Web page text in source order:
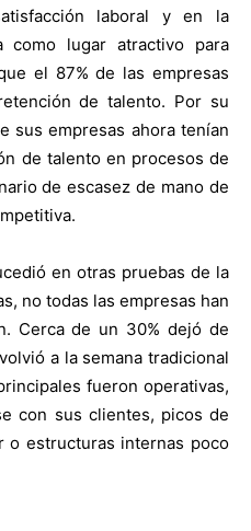
laboral y en la
como lugar atractivo para
el 87% de las empresas
de talento. Por su
sus empresas ahora tenían
de talento en procesos de
de escasez de mano de
en otras pruebas de la
no todas las empresas han
Cerca de un 30% dejó de
a la semana tradicional
fueron operativas,
con sus clientes, picos de
o estructuras internas poco